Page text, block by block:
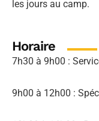
les jours au camp.
Horaire
7h30 à 9h00 :
9h00 à 12h00 :